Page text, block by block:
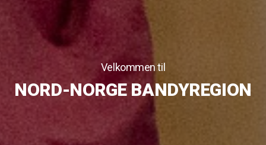
Velkommen til
NORD-NORGE BANDYREGION